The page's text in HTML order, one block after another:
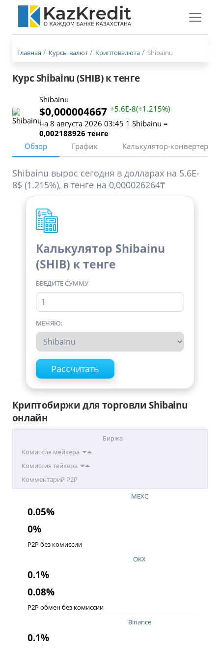
Меню
Главная Курсы валют Криптовалюта Shibainu
Курс Shibainu (SHIB) к тенге
Shibainu
$0,000004667 +5.6E-8(+1.215%)
на 8 августа 2026 03:45 1 Shibainu =
0,002188926 тенге
Обзор
График Калькулятор-конвертер
Shibainu вырос сегодня в долларах на 5.6E-
8$ (1.215%), в тенге на 0,000026264₸
Калькулятор Shibainu
(SHIB) к тенге
ВВЕДИТЕ СУММУ
МЕНЯЮ:
Криптобиржи для торговли Shibainu
онлайн
Биржа
Комиссия мейкера
Комиссия тейкера
Комментарий P2P
MEXC
0.05%
0%
P2P без комиссии
OKX
0.1%
0.08%
P2P обмен без комиссии
Binance
0.1%